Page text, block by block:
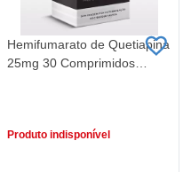
Hemifumarato de Quetiapina
25mg 30 Comprimidos
Produto indisponível